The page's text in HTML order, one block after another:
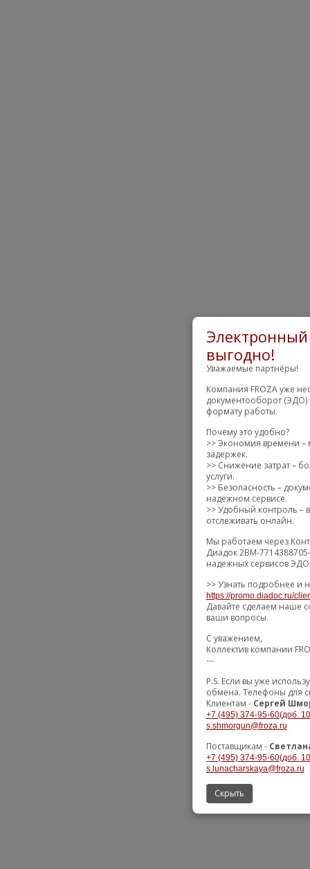
выгодно!
Уважаемые партнёры!
Компания FROZA уже
документооборот (ЭДО)
формату работы.
Почему это удобно?
>> Экономия времени –
задержек.
>> Снижение затрат –
услуги.
>> Безопасность –
надежном сервисе.
>> Удобный контроль –
отслеживать онлайн.
Мы работаем через
Диадок 2BM-
надежных сервисов
>> Узнать подробнее и
https://promo.diadoc.ru/
Давайте сделаем наше
ваши вопросы.
С уважением,
Коллектив компании
---
P.S. Если вы уже
обмена. Телефоны для
Клиентам - Сергей
+7 (495) 374-95-60(доб.
s.shmorgun@froza.ru
Поставщикам -
+7 (495) 374-95-60(доб.
s.lunacharskaya@froza.ru
Скрыть